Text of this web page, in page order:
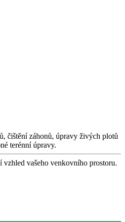
čištění záhonů, úpravy živých plotů
terénní úpravy.
vašeho venkovního prostoru.